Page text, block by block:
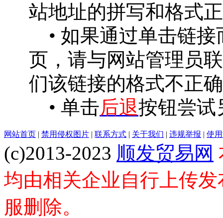
站地址的拼写和格式
• 如果通过单击链接
页，请与网站管理员
们该链接的格式不正
• 单击后退按钮尝试
网站首页 | 禁用侵权图片 | 联系方式 | 关于我们 | 违规举报 | 使
(c)2013-2023 顺发贸易网
均由相关企业自行上传
服删除。